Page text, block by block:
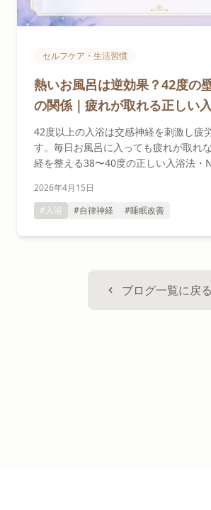
セルフケア・生活習慣
熱いお風呂は逆効果？42度の
の関係｜疲れが取れる正しい
習慣
42度以上の入浴は交感神経を刺激し疲
す。毎日お風呂に入っても疲れが取れ
経を整える38〜40度の正しい入浴法・
2026年4月15日
#入浴
#自律神経 #睡眠改善
ブログ一覧に戻る